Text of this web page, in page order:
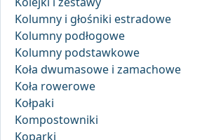
Kolumny i głośniki estradowe
Kolumny podłogowe
Kolumny podstawkowe
Koła dwumasowe i zamachowe
Koła rowerowe
Kołpaki
Kompostowniki
Koparki